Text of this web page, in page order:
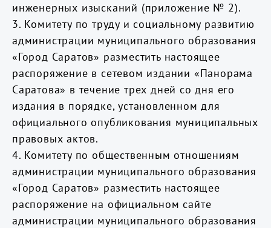
инженерных изысканий (приложение № 2).
3. Комитету по труду и социальному развитию
администрации муниципального образования
«Город Саратов» разместить настоящее
распоряжение в сетевом издании «Панорама
Саратова» в течение трех дней со дня его
издания в порядке, установленном для
официального опубликования муниципальных
правовых актов.
4. Комитету по общественным отношениям
администрации муниципального образования
«Город Саратов» разместить настоящее
распоряжение на официальном сайте
администрации муниципального образования